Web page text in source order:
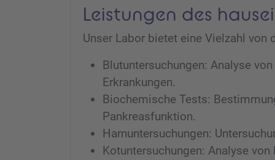
Leistungen des
Unser Labor bietet eine Vielzahl von
Blutuntersuchungen: Analyse
Erkrankungen.
Biochemische Tests:
Pankreasfunktion.
Harnuntersuchungen:
Kotuntersuchungen: Analyse